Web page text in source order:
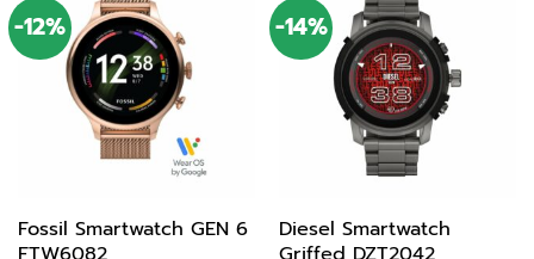
-12%
Fossil Smartwatch GEN 6
-14%
Diesel Smartwatch